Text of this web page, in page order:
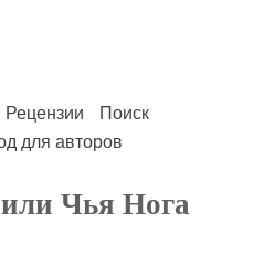
Рецензии
Поиск
для авторов
Чья Нога